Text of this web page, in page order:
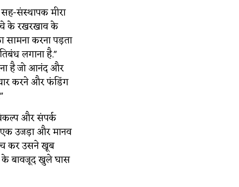
संस्थापक मीरा
के रखरखाव के
करना पड़ता
लगाना है."
है जो आनंद और
करने और फंडिंग
और संपर्क
उजड़ा और मानव
कर उसने खूब
के बावजूद खुले घास